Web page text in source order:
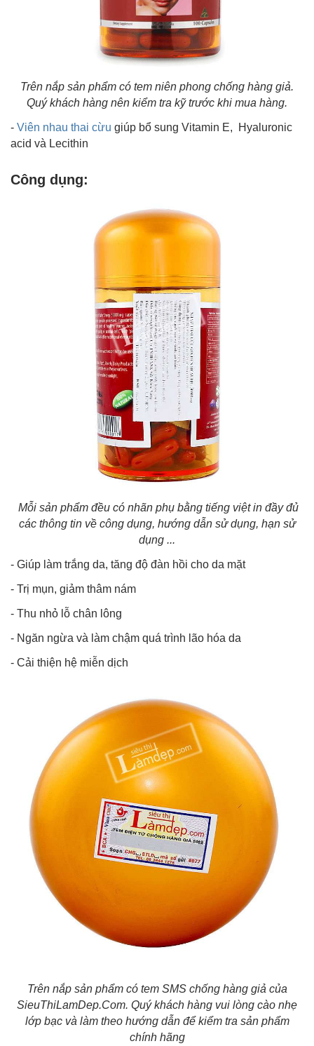
Trên nắp sản phẩm có tem niên phong chống hàng giả.
Quý khách hàng nên kiểm tra kỹ trước khi mua hàng.
- Viên nhau thai cừu giúp bổ sung Vitamin E, Hyaluronic
acid và Lecithin
Công dụng:
Mỗi sản phẩm đều có nhãn phụ bằng tiếng việt in đầy đủ
các thông tin về công dụng, hướng dẫn sử dụng, hạn sử
dụng ...
- Giúp làm trắng da, tăng độ đàn hồi cho da mặt
- Trị mụn, giảm thâm nám
- Thu nhỏ lỗ chân lông
- Ngăn ngừa và làm chậm quá trình lão hóa da
- Cải thiện hệ miễn dịch
Trên nắp sản phẩm có tem SMS chống hàng giả của
SieuThiLamDep.Com. Quý khách hàng vui lòng cào nhẹ
lớp bạc và làm theo hướng dẫn để kiểm tra sản phẩm
chính hãng